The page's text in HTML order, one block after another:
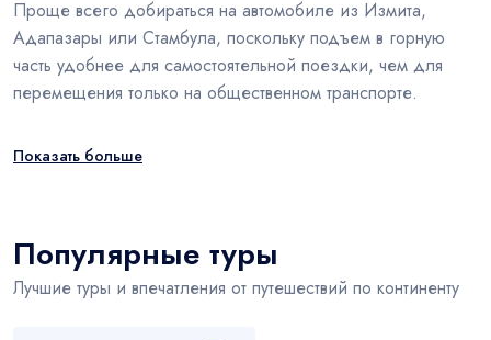
Проще всего добираться на автомобиле из Измита,
Адапазары или Стамбула, поскольку подъем в горную
часть удобнее для самостоятельной поездки, чем для
перемещения только на общественном транспорте.
Показать больше
Популярные туры
Лучшие туры и впечатления от путешествий по континенту